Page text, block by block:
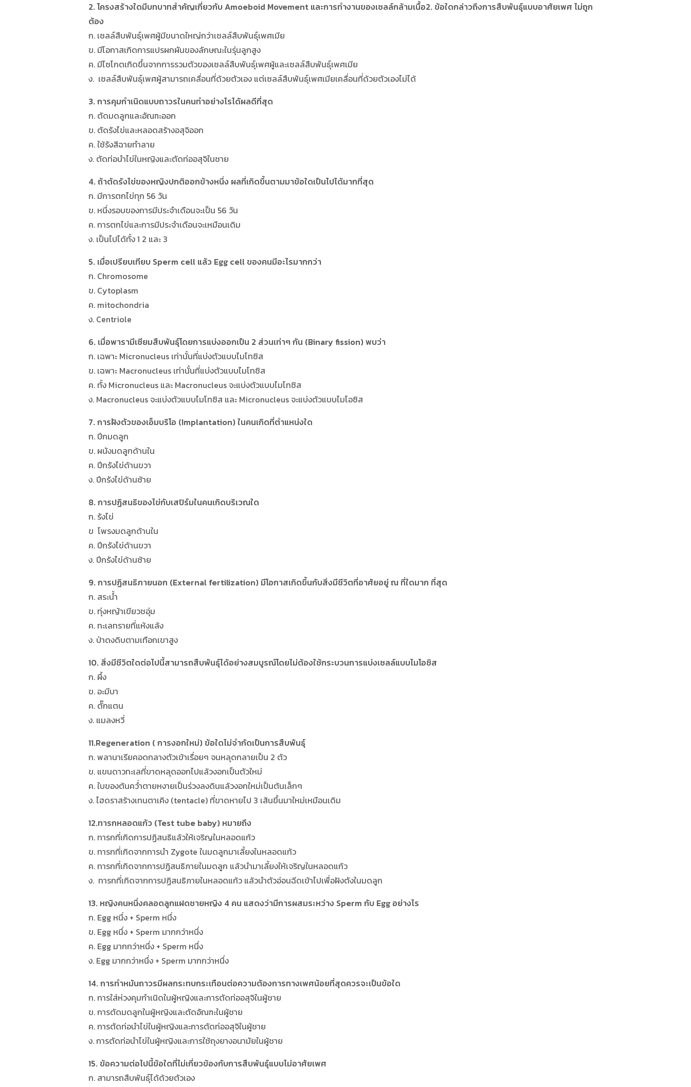
2. โครงสร้างใดมีบทบาทสำคัญเกี่ยวกับ Amoeboid Movement และการทำงานของเซลล์กล้ามเนื้อ2. ข้อใดกล่าวถึงการสืบพันธุ์แบบอาศัยเพศ ไม่ถูก
ต้อง
ก. เซลล์สืบพันธุ์เพศผู้มีขนาดใหญ่กว่าเซลล์สืบพันธุ์เพศเมีย
ข. มีโอกาสเกิดการแปรผกผันของลักษณะในรุ่นลูกสูง
ค. มีไซโกตเกิดขึ้นจากการรวมตัวของเซลล์สืบพันธุ์เพศผู้และเซลล์สืบพันธุ์เพศเมีย
ง. เซลล์สืบพันธุ์เพศผู้สามารถเคลื่อนที่ด้วยตัวเอง แต่เซลล์สืบพันธุ์เพศเมียเคลื่อนที่ด้วยตัวเองไม่ได้
3. การคุมกำเนิดแบบถาวรในคนทำอย่างไรได้ผลดีที่สุด
ก. ตัดมดลูกและอัณฑะออก
ข. ตัดรังไข่และหลอดสร้างอสุจิออก
ค. ใช้รังสีฉายทำลาย
ง. ตัดท่อนำไข่ในหญิงและตัดท่ออสุจิในชาย
4. ถ้าตัดรังไข่ของหญิงปกติออกข้างหนึ่ง ผลที่เกิดขึ้นตามมาข้อใดเป็นไปได้มากที่สุด
ก. มีการตกไข่ทุก 56 วัน
ข. หนึ่งรอบของการมีประจำเดือนจะเป็น 56 วัน
ค. การตกไข่และการมีประจำเดือนจะเหมือนเดิม
ง. เป็นไปได้ทั้ง 1 2 และ 3
5. เมื่อเปรียบเทียบ Sperm cell แล้ว Egg cell ของคนมีอะไรมากกว่า
ก. Chromosome
ข. Cytoplasm
ค. mitochondria
ง. Centriole
6. เมื่อพารามีเซียมสืบพันธุ์โดยการแบ่งออกเป็น 2 ส่วนเท่าๆ กัน (Binary fission) พบว่า
ก. เฉพาะ Micronucleus เท่านั้นที่แบ่งตัวแบบไมโทซิส
ข. เฉพาะ Macronucleus เท่านั้นที่แบ่งตัวแบบไมโทซิส
ค. ทั้ง Micronucleus และ Macronucleus จะแบ่งตัวแบบไมโทซิส
ง. Macronucleus จะแบ่งตัวแบบไมโทซิส และ Micronucleus จะแบ่งตัวแบบไมโอซิส
7. การฝังตัวของเอ็มบริโอ (Implantation) ในคนเกิดที่ตำแหน่งใด
ก. ปีกมดลูก
ข. ผนังมดลูกด้านใน
ค. ปีกรังไข่ด้านขวา
ง. ปีกรังไข่ด้านซ้าย
8. การปฏิสนธิของไข่กับเสปิร์มในคนเกิดบริเวณใด
ก. รังไข่
ข โพรงมดลูกด้านใน
ค. ปีกรังไข่ด้านขวา
ง. ปีกรังไข่ด้านซ้าย
9. การปฏิสนธิภายนอก (External fertilization) มีโอกาสเกิดขึ้นกับสิ่งมีชีวิตที่อาศัยอยู่ ณ ที่ใดมาก ที่สุด
ก. สระน้ำ
ข. ทุ่งหญ้าเขียวชอุ่ม
ค. ทะเลทรายที่แห้งแล้ง
ง. ป่าดงดิบตามเทือกเขาสูง
10. สิ่งมีชีวิตใดต่อไปนี้สามารถสืบพันธุ์ได้อย่างสมบูรณ์โดยไม่ต้องใช้กระบวนการแบ่งเซลล์แบบไมโอซิส
ก. ผึ้ง
ข. อะมีบา
ค. ตั๊กแตน
ง. แมลงหวี่
11.Regeneration ( การงอกใหม่) ข้อใดไม่จำกัดเป็นการสืบพันธุ์
ก. พลานาเรียคอดกลางตัวเข้าเรื่อยๆ จนหลุดกลายเป็น 2 ตัว
ข. แขนดาวทะเลที่ขาดหลุดออกไปแล้วงอกเป็นตัวใหม่
ค. ใบของต้นคว่ำตายหงายเป็นร่วงลงดินแล้วงอกใหม่เป็นต้นเล็กๆ
ง. ไฮดราสร้างเทนตาเคิง (tentacle) ที่ขาดหายไป 3 เส้นขึ้นมาใหม่เหมือนเดิม
12.ทารกหลอดแก้ว (Test tube baby) หมายถึง
ก. ทารกที่เกิดการปฏิสนธิแล้วให้เจริญในหลอดแก้ว
ข. ทารกที่เกิดจากการนำ Zygote ในมดลูกมาเลี้ยงในหลอดแก้ว
ค. ทารกที่เกิดจากการปฏิสนธิภายในมดลูก แล้วนำมาเลี้ยงให้เจริญในหลอดแก้ว
ง. ทารกที่เกิดจากการปฏิสนธิภายในหลอดแก้ว แล้วนำตัวอ่อนฉีดเข้าไปเพื่อฝังตังในมดลูก
13. หญิงคนหนึ่งคลอดลูกแฝดชายหญิง 4 คน แสดงว่ามีการผสมระหว่าง Sperm กับ Egg อย่างไร
ก. Egg หนึ่ง + Sperm หนึ่ง
ข. Egg หนึ่ง + Sperm มากกว่าหนึ่ง
ค. Egg มากกว่าหนึ่ง + Sperm หนึ่ง
ง. Egg มากกว่าหนึ่ง + Sperm มากกว่าหนึ่ง
14. การทำหมันถาวรมีผลกระทบกระเทือนต่อความต้องการทางเพศน้อยที่สุดควรจะเป็นข้อใด
ก. การใส่ห่วงคุมกำเนิดในผู้หญิงและการตัดท่ออสุจิในผู้ชาย
ข. การตัดมดลูกในผู้หญิงและตัดอัณฑะในผู้ชาย
ค. การตัดท่อนำไข่ในผู้หญิงและการตัดท่ออสุจิในผู้ชาย
ง. การตัดท่อนำไข่ในผู้หญิงและการใช้ถุงยางอนามัยในผู้ชาย
15. ข้อความต่อไปนี้ข้อใดที่ไม่เกี่ยวข้องกับการสืบพันธุ์แบบไม่อาศัยเพศ
ก. สามารถสืบพันธุ์ได้ด้วยตัวเอง